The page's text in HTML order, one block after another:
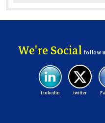
We're Socialfollow
twitter
Linkedin